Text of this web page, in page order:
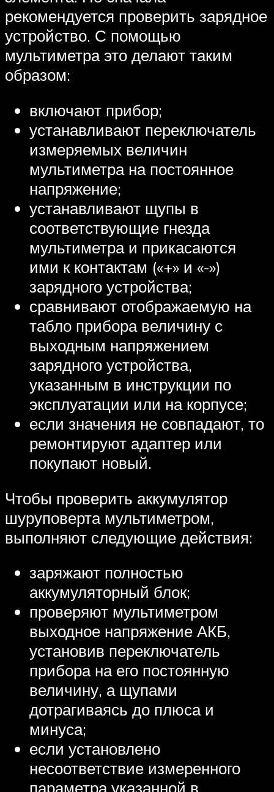
рекомендуется проверить зарядное
устройство. С помощью
мультиметра это делают таким
образом:
включают прибор;
устанавливают переключатель
измеряемых величин
мультиметра на постоянное
напряжение;
устанавливают щупы в
соответствующие гнезда
мультиметра и прикасаются
ими к контактам («+» и «-»)
зарядного устройства;
сравнивают отображаемую на
табло прибора величину с
выходным напряжением
зарядного устройства,
указанным в инструкции по
эксплуатации или на корпусе;
если значения не совпадают, то
ремонтируют адаптер или
покупают новый.
Чтобы проверить аккумулятор
шуруповерта мультиметром,
выполняют следующие действия:
заряжают полностью
аккумуляторный блок;
проверяют мультиметром
выходное напряжение АКБ,
установив переключатель
прибора на его постоянную
величину, а щупами
дотрагиваясь до плюса и
минуса;
если установлено
несоответствие измеренного
параметра указанной в